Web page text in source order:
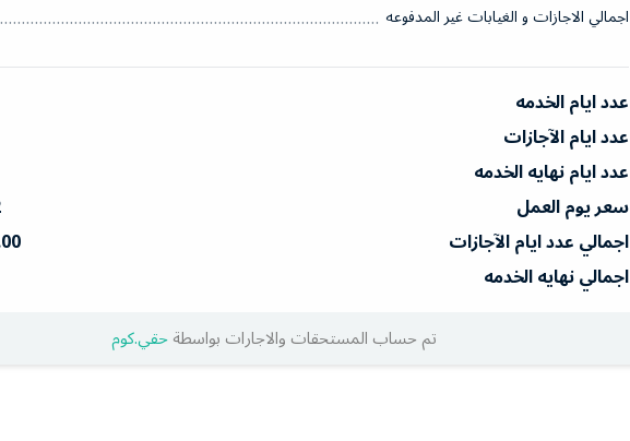
اجمالي الاجازات و الغيابات غير المدفوعه
عدد ايام الخدمه
عدد ايام الآجازات
عدد ايام نهايه الخدمه
سعر يوم العمل
اجمالي عدد ايام الآجازات
اجمالي نهايه الخدمه
تم حساب المستحقات والاجارات بواسطةحقي.كوم